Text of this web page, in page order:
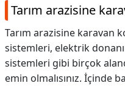
Tarım arazisine
Tarım arazisine karavan
sistemleri, elektrik
sistemleri gibi birçok
emin olmalısınız. İçinde